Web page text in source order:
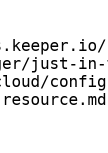
just-